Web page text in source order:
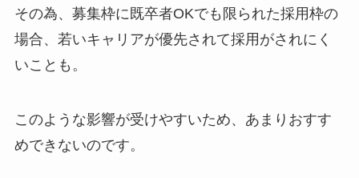
その為、募集枠に既卒者OKでも限られた採用枠の
場合、若いキャリアが優先されて採用がされにく
いことも。
このような影響が受けやすいため、あまりおすす
めできないのです。